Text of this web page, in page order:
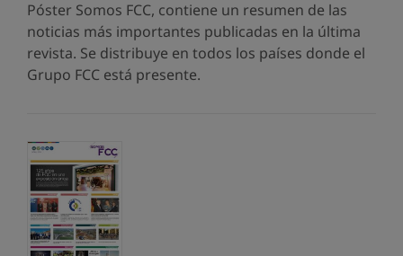
Póster Somos FCC, contiene un resumen de las
noticias más importantes publicadas en la última
revista. Se distribuye en todos los países donde el
Grupo FCC está presente.